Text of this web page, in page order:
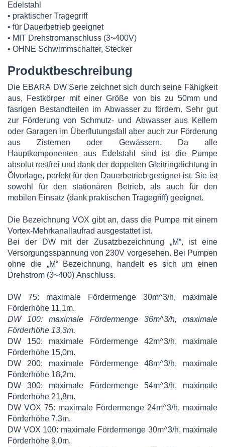
Edelstahl
• praktischer Tragegriff
• für Dauerbetrieb geeignet
• MIT Drehstromanschluss (3~400V)
• OHNE Schwimmschalter, Stecker
Produktbeschreibung
Die EBARA DW Serie zeichnet sich durch seine Fähigkeit
aus, Festkörper mit einer Größe von bis zu 50mm und
fasrigen Bestandteilen im Abwasser zu fördern. Sehr gut
zur Förderung von Schmutz- und Abwasser aus Kellern
oder Garagen im Überflutungsfall aber auch zur Förderung
aus Zisternen oder Gewässern. Da alle
Hauptkomponenten aus Edelstahl sind ist die Pumpe
absolut rostfrei und dank der doppelten Gleitringdichtung in
Ölvorlage, perfekt für den Dauerbetrieb geeignet ist. Sie ist
sowohl für den stationären Betrieb, als auch für den
mobilen Einsatz (dank praktischen Tragegriff) geeignet.
Die Bezeichnung VOX gibt an, dass die Pumpe mit einem
Vortex-Mehrkanallaufrad ausgestattet ist.
Bei der DW mit der Zusatzbezeichnung „M“, ist eine
Versorgungsspannung von 230V vorgesehen. Bei Pumpen
ohne die „M“ Bezeichnung, handelt es sich um einen
Drehstrom (3~400) Anschluss.
DW 75: maximale Fördermenge 30m^3/h, maximale
Förderhöhe 11,1m.
DW 100: maximale Fördermenge 36m^3/h, maximale
Förderhöhe 13,3m.
DW 150: maximale Fördermenge 42m^3/h, maximale
Förderhöhe 15,0m.
DW 200: maximale Fördermenge 48m^3/h, maximale
Förderhöhe 18,2m.
DW 300: maximale Fördermenge 54m^3/h, maximale
Förderhöhe 21,8m.
DW VOX 75: maximale Fördermenge 24m^3/h, maximale
Förderhöhe 7,3m.
DW VOX 100: maximale Fördermenge 30m^3/h, maximale
Förderhöhe 9,0m.